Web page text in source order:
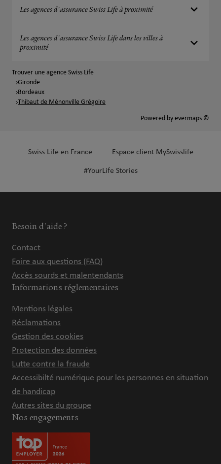
Les agences d'assurance Swiss Life à proximité
Les agences d'assurance Swiss Life dans les villes à
proximité
Trouver une agence Swiss Life
Gironde
Bordeaux
Thibaut de Ménonville Grégoire
Powered by evermaps ©
Swiss Life en France Espace client MySwisslife
#YourLife Stories
Besoin d'aide ?
Contact
Foire aux questions (FAQ)
Accès sourds et malentendants
Informations réglementaires
Mentions légales
Réclamations
Gestion des cookies
Protection des données
Lutte contre la fraude
Accessibilté numérique pour les personnes en situation
de handicap
Autres sites du groupe
Nos engagements